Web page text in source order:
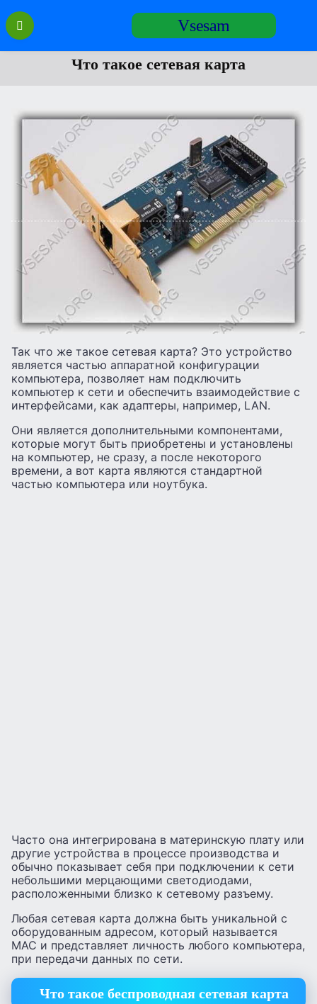
Перейти
Vsesam
Что такое сетевая карта
Так что же такое сетевая карта? Это устройство
является частью аппаратной конфигурации
компьютера, позволяет нам подключить
компьютер к сети и обеспечить взаимодействие с
интерфейсами, как адаптеры, например, LAN.
Они является дополнительными компонентами,
которые могут быть приобретены и установлены
на компьютер, не сразу, а после некоторого
времени, а вот карта являются стандартной
частью компьютера или ноутбука.
Часто она интегрирована в материнскую плату или
другие устройства в процессе производства и
обычно показывает себя при подключении к сети
небольшими мерцающими светодиодами,
расположенными близко к сетевому разъему.
Любая сетевая карта должна быть уникальной с
оборудованным адресом, который называется
MAC и представляет личность любого компьютера,
при передачи данных по сети.
Что такое беспроводная сетевая карта